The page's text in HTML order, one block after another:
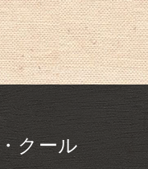
クール